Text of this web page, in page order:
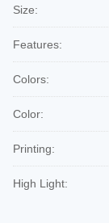
Size:
Features:
Colors:
Color:
Printing:
High Light: